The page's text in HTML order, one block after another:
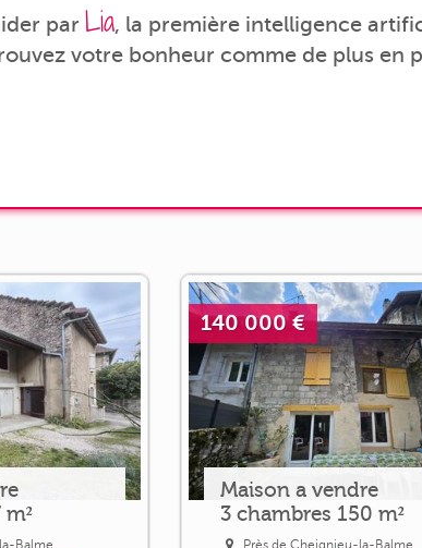
par Lia, la première intelligence
votre bonheur comme de plus en
Balme
140 000 €
Maison a vendre
3 chambres 150 m²
Près de Cheignieu-la-Balme